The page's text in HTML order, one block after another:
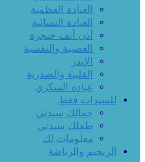
العيادة العظمية
العيادة النسائية
أذن أنف حنجرة
العصبية والنفسية
الإيدز
القلبية والصدرية
عيادة السكري
للسيدات فقط
جمالك سيدتي
طفلك سيدتي
معلومات لك
الريجيم والرياضة